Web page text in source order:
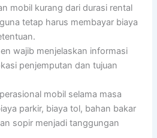
mobil kurang dari durasi rental
tetap harus membayar biaya
wajib menjelaskan informasi
penjemputan dan tujuan
mobil selama masa
parkir, biaya tol, bahan bakar
sopir menjadi tanggungan